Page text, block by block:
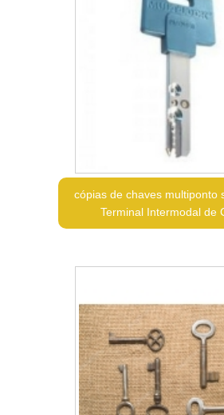
cópias de chaves multiponto
Terminal Intermodal de